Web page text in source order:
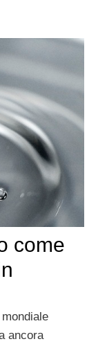
come
ancora